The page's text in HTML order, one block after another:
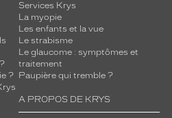
?
Services Krys
La myopie
Les enfants et la vue
Le strabisme
Le glaucome : symptômes et
traitement
Paupière qui tremble ?
A PROPOS DE KRYS